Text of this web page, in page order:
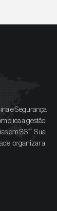
e Segurança
a gestão
em SST. Sua
organizar a